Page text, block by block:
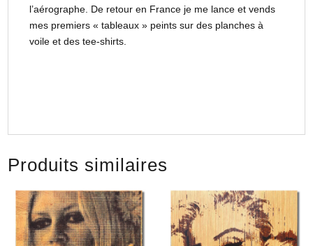
l’aérographe. De retour en France je me lance et vends
mes premiers « tableaux » peints sur des planches à
voile et des tee-shirts.
Produits similaires